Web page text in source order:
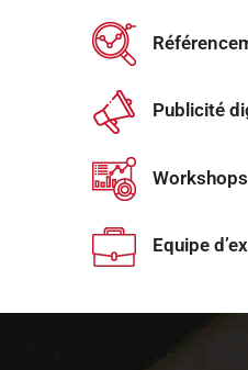
Publicité
Equipe